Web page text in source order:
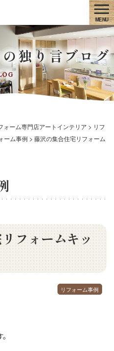
独り言ブログ
ォーム専門店アートインテリア > リフ
ーム事例 > 藤沢の集合住宅リフォーム
フォームキッ
リフォーム事例